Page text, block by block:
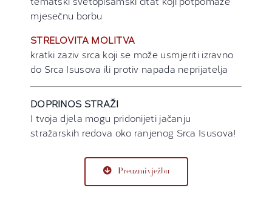
mjesečnu borbu
STRELOVITA MOLITVA
kratki zaziv srca koji se može usmjeriti izravno
do Srca Isusova ili protiv napada neprijatelja
DOPRINOS STRAŽI
I tvoja djela mogu pridonijeti jačanju
stražarskih redova oko ranjenog Srca Isusova!
Preuzmi vježbu